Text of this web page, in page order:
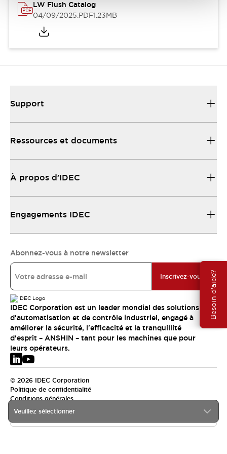
Besoin d'aide?
LW Flush Catalog
04/09/2025.PDF1.23MB
Veuillez sélectionner
Support
Ressources et documents
À propos d’IDEC
Engagements IDEC
Abonnez-vous à notre newsletter
Inscrivez-vous
IDEC Corporation est un leader mondial des solutions
d'automatisation et de contrôle industriel, engagé à
améliorer la sécurité, l'efficacité et la tranquillité
d'esprit – ANSHIN – tant pour les machines que pour
leurs opérateurs.
© 2026 IDEC Corporation
Politique de confidentialité
Conditions générales
EMEA